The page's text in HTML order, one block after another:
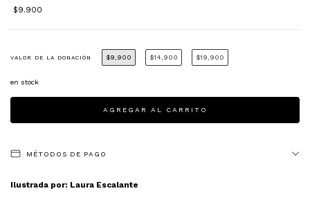
$9.900
VALOR DE LA DONACIÓN $9,900 $14,900 $19,900
en stock
MÉTODOS DE PAGO
Ilustrada por: Laura Escalante